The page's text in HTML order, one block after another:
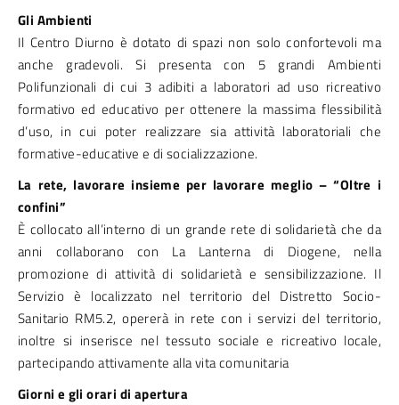
Gli Ambienti
Il Centro Diurno è dotato di spazi non solo confortevoli ma
anche gradevoli. Si presenta con 5 grandi Ambienti
Polifunzionali di cui 3 adibiti a laboratori ad uso ricreativo
formativo ed educativo per ottenere la massima flessibilità
d’uso, in cui poter realizzare sia attività laboratoriali che
formative-educative e di socializzazione.
La rete, lavorare insieme per lavorare meglio – “Oltre i
confini”
È collocato all’interno di un grande rete di solidarietà che da
anni collaborano con La Lanterna di Diogene, nella
promozione di attività di solidarietà e sensibilizzazione. Il
Servizio è localizzato nel territorio del Distretto Socio-
Sanitario RM5.2, opererà in rete con i servizi del territorio,
inoltre si inserisce nel tessuto sociale e ricreativo locale,
partecipando attivamente alla vita comunitaria
Giorni e gli orari di apertura